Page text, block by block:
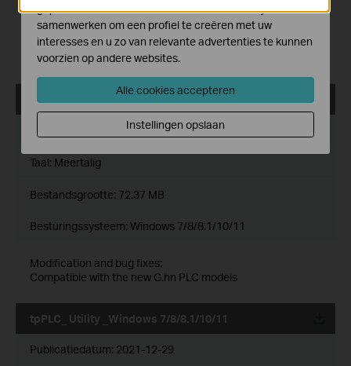
Modification and bug fixes:
Newly support the G.hn products like
PG2400P/PG2405P/PG1200;
Support the newest MACOS System(Monterey 12.5)
tpPLC_ Utility _Windows 7/8/8.1/10/11
2022-06-27
Taal: Meertalig
Bestandsgrootte: 72.37 MB
Besturingssysteem: Windows 7/8/8.1/10/11
Modification and bug fixes:
Compatible with the new G.hn PLC models
tpPLC_ Utility _Windows 7/8/8.1/10/11
Publicatiedatum: 2021-12-29
geplaatst door externe adverteerders waar wij mee
samenwerken om een profiel te creëren met uw
interesses en u zo van relevante advertenties te kunnen
voorzien op andere websites.
Alle cookies accepteren
Instellingen opslaan